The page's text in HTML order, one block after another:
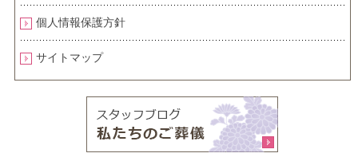
個人情報保護方針
サイトマップ